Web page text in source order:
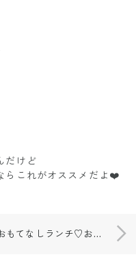
だけど
らこれがオススメだよ❤️
おもてなしランチ♡おうちごはん♡糖質制限メニュー